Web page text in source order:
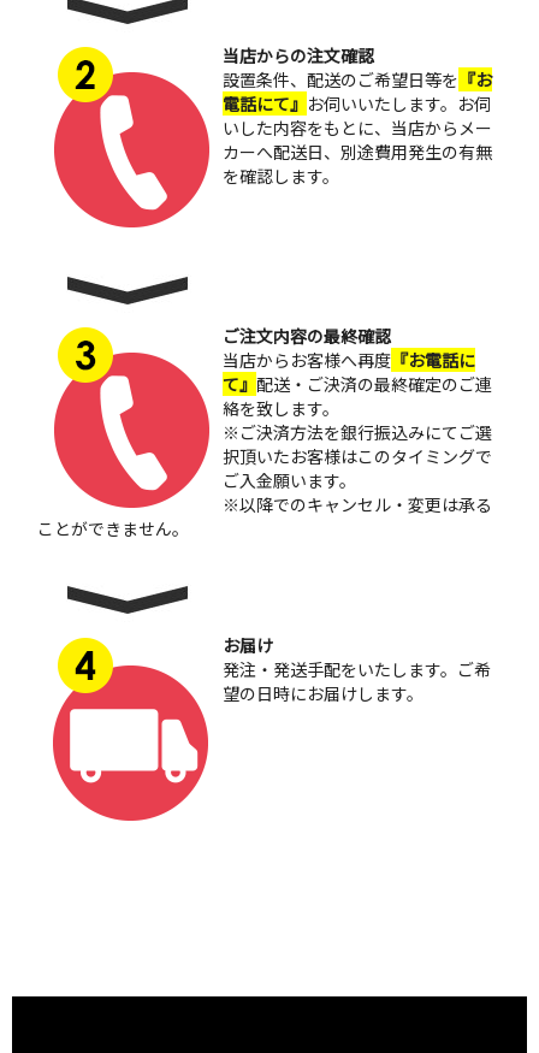
当店からの注文確認
設置条件、配送のご希望日等を 『お
電話にて』 お伺いいたします。お伺
いした内容をもとに、当店からメー
カーへ配送日、別途費用発生の有無
を確認します。
ご注文内容の最終確認
当店からお客様へ再度 『お電話に
て』配送・ご決済の最終確定のご連
絡を致します。
※ご決済方法を銀行振込みにてご選
択頂いたお客様はこのタイミングで
ご入金願います。
※以降でのキャンセル・変更は承る
ことができません。
お届け
発注・発送手配をいたします。ご希
望の日時にお届けします。